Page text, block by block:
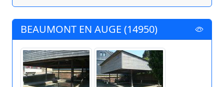
BEAUMONT EN AUGE (14950)